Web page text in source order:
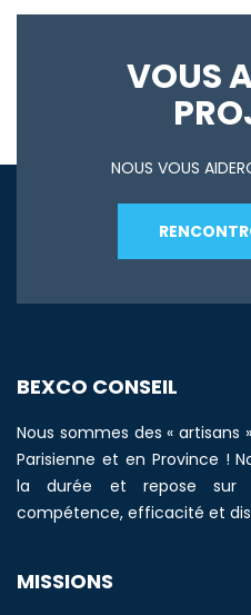
VOUS
NOUS VOUS
BEXCO CONSEIL
Nous sommes des «
Parisienne et en Province !
la durée et repose sur
compétence, efficacité et
MISSIONS